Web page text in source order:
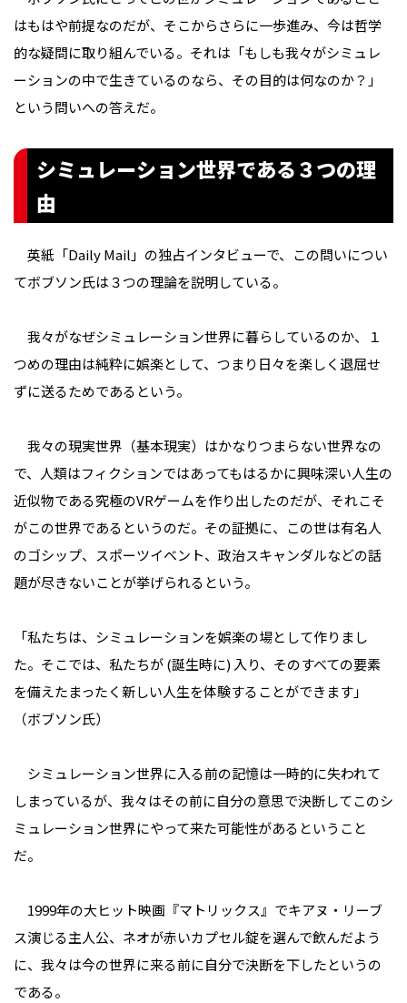
はもはや前提なのだが、そこからさらに一歩進み、今は哲学
的な疑問に取り組んでいる。それは「もしも我々がシミュレ
ーションの中で生きているのなら、その目的は何なのか？」
という問いへの答えだ。
シミュレーション世界である３つの理
由
英紙「Daily Mail」の独占インタビューで、この問いについ
てボブソン氏は３つの理論を説明している。
我々がなぜシミュレーション世界に暮らしているのか、１
つめの理由は純粋に娯楽として、つまり日々を楽しく退屈せ
ずに送るためであるという。
我々の現実世界（基本現実）はかなりつまらない世界なの
で、人類はフィクションではあってもはるかに興味深い人生の
近似物である究極のVRゲームを作り出したのだが、それこそ
がこの世界であるというのだ。その証拠に、この世は有名人
のゴシップ、スポーツイベント、政治スキャンダルなどの話
題が尽きないことが挙げられるという。
「私たちは、シミュレーションを娯楽の場として作りまし
た。そこでは、私たちが (誕生時に) 入り、そのすべての要素
を備えたまったく新しい人生を体験することができます」
（ボブソン氏）
シミュレーション世界に入る前の記憶は一時的に失われて
しまっているが、我々はその前に自分の意思で決断してこのシ
ミュレーション世界にやって来た可能性があるということ
だ。
1999年の大ヒット映画『マトリックス』でキアヌ・リーブ
ス演じる主人公、ネオが赤いカプセル錠を選んで飲んだよう
に、我々は今の世界に来る前に自分で決断を下したというの
である。